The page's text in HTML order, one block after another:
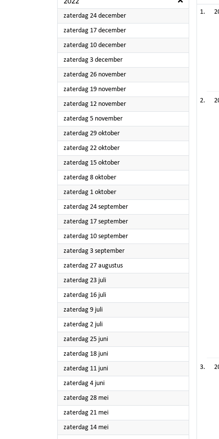
zaterdag 24 december2022
zaterdag 17 december2022
zaterdag 10 december2022
zaterdag 3 december2022
zaterdag 26 november2022
zaterdag 19 november2022
zaterdag 12 november2022
zaterdag 5 november2022
zaterdag 29 oktober2022
zaterdag 22 oktober2022
zaterdag 15 oktober2022
zaterdag 8 oktober2022
zaterdag 1 oktober2022
zaterdag 24 september2022
zaterdag 17 september2022
zaterdag 10 september2022
zaterdag 3 september2022
zaterdag 27 augustus2022
zaterdag 23 juli2022
zaterdag 16 juli2022
zaterdag 9 juli2022
zaterdag 2 juli2022
zaterdag 25 juni2022
zaterdag 18 juni2022
zaterdag 11 juni2022
zaterdag 4 juni2022
zaterdag 28 mei2022
zaterdag 21 mei2022
zaterdag 14 mei2022